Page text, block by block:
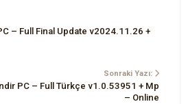
– Full Final Update v2024.11.26 +
Sonraki Yazı:
PC – Full Türkçe v1.0.53951 + Mp
– Online